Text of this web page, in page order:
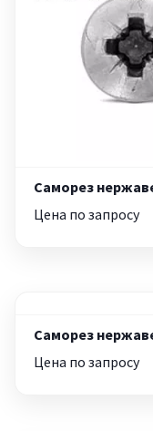
Саморез
Цена по запросу
Саморез
Цена по запросу